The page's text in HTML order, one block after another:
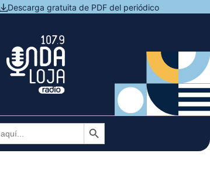
Descarga gratuita de PDF del periódico
Botón de búsqueda